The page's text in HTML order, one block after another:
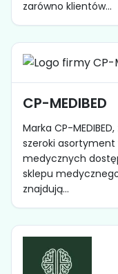
zarówno klientów...
CP-MEDIBED
Marka CP-
szeroki asortyment
medycznych
sklepu
znajdują...